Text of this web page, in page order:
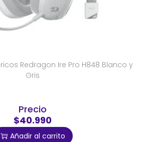
Redragon Ire Pro H848 Blanco y
Gris
Precio
$40.990
Añadir al carrito